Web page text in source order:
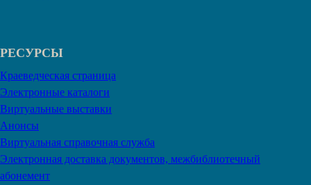
РЕСУРСЫ
Краеведческая страница
Электронные каталоги
Виртуальные выставки
Анонсы
Виртуальная справочная служба
Электронная доставка документов, межбиблиотечный
абонемент